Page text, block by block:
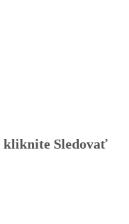
kliknite Sledovať